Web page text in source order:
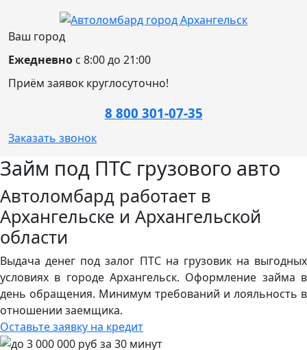
Ваш город
Ежедневно с 8:00 до 21:00
Приём заявок круглосуточно!
8 800 301-07-35
Заказать звонок
Займ под ПТС грузового авто
Автоломбард работает в
Архангельске и Архангельской
области
Выдача денег под залог ПТС на грузовик на выгодных
условиях в городе Архангельск. Оформление займа в
день обращения. Минимум требований и лояльность в
отношении заемщика.
Оставьте заявку на кредит